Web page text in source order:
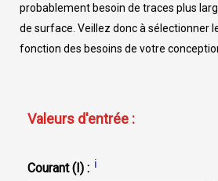
probablement besoin de traces plus
de surface. Veillez donc à sélectionner
fonction des besoins de votre
Valeurs d'entrée :
Courant (I) : ℹ️